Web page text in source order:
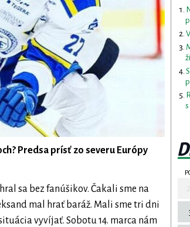
Predsa prísť zo severu Európy
sa bez fanúšikov. Čakali sme na
mal hrať baráž. Mali sme tri dni
vyvíjať. Sobotu 14. marca nám